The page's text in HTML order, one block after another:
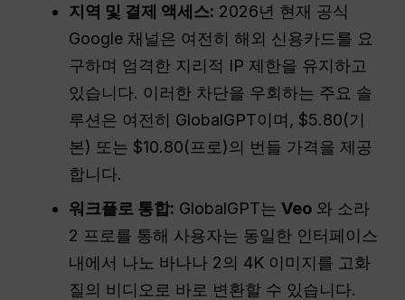
지역 및 결제 액세스: 2026년 현재 공식
Google 채널은 여전히 해외 신용카드를 요
구하며 엄격한 지리적 IP 제한을 유지하고
있습니다. 이러한 차단을 우회하는 주요 솔
루션은 여전히 GlobalGPT이며, $5.80(기
본) 또는 $10.80(프로)의 번들 가격을 제공
합니다.
워크플로 통합: GlobalGPT는Veo 와 소라
2 프로를 통해 사용자는 동일한 인터페이스
내에서 나노 바나나 2의 4K 이미지를 고화
질의 비디오로 바로 변환할 수 있습니다.